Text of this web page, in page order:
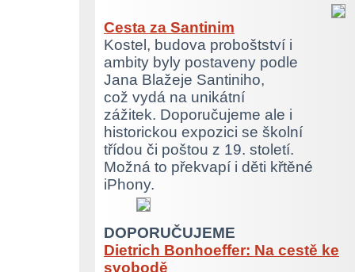
Cesta za Santinim
Kostel, budova proboštství i
ambity byly postaveny podle
Jana Blažeje Santiniho,
což vydá na unikátní
zážitek. Doporučujeme ale i
historickou expozici se školní
třídou či poštou z 19. století.
Možná to překvapí i děti křtěné
iPhony.
DOPORUČUJEME
Dietrich Bonhoeffer: Na cestě ke
svobodě